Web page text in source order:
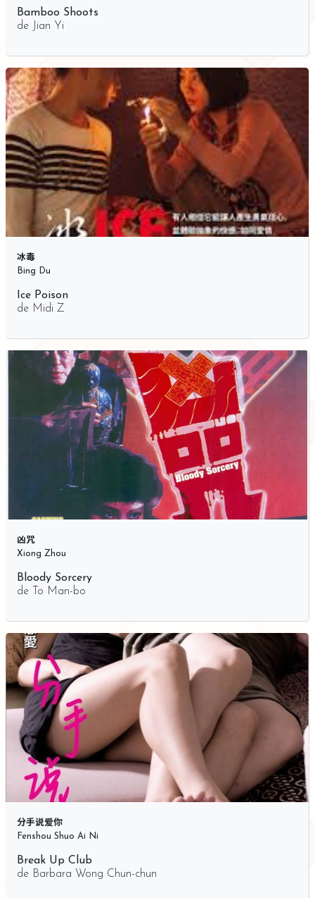
Bamboo Shoots
de
Jian Yi
冰毒
Bing Du
Ice Poison
de Midi Z
凶咒
Xiong Zhou
Bloody Sorcery
de
To Man-bo
分手说爱你
Fenshou Shuo Ai Ni
Break Up Club
de Barbara Wong Chun-chun